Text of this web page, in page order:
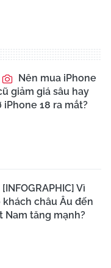
Nên mua iPhone
giảm giá sâu hay
iPhone 18 ra mắt?
[INFOGRAPHIC] Vì
khách châu Âu đến
Nam tăng mạnh?